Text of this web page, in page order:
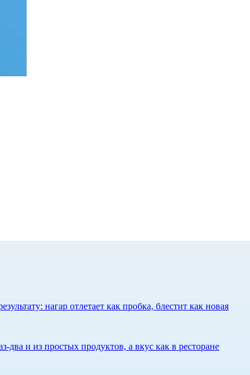
нагар отлетает как пробка, блестит как новая
два и из простых продуктов, а вкус как в ресторане